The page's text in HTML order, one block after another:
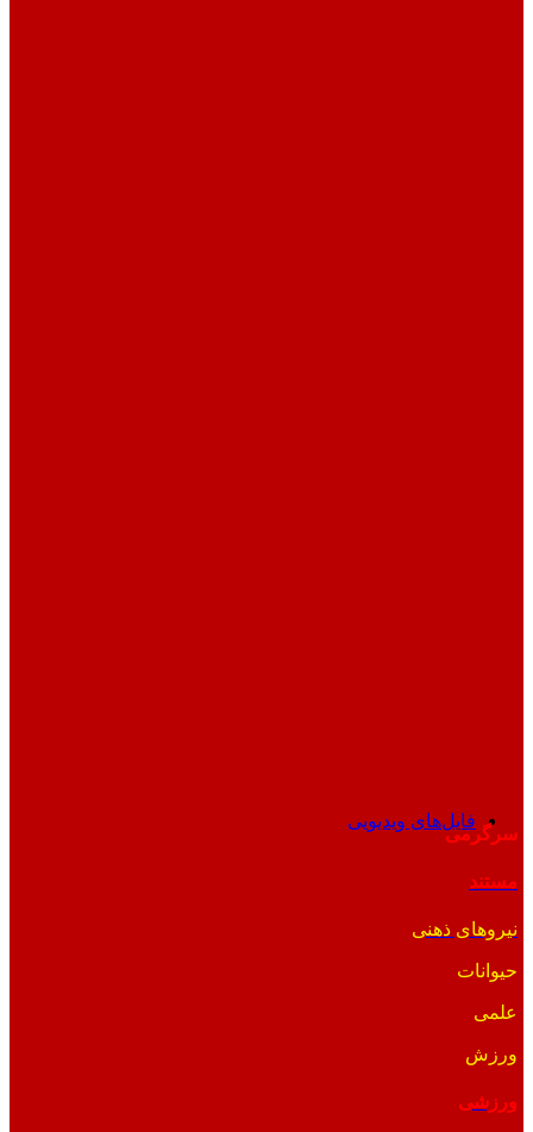
فایل‌های ویدیویی
سرگرمی
مستند
نیروهای ذهنی
حیوانات
علمی
ورزش
ورزشی